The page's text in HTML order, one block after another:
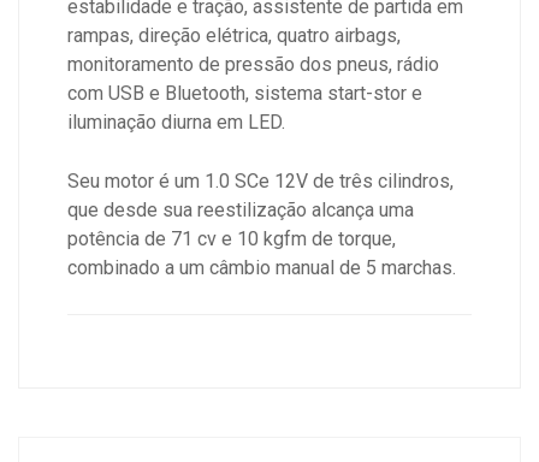
estabilidade e tração, assistente de partida em
rampas, direção elétrica, quatro airbags,
monitoramento de pressão dos pneus, rádio
com USB e Bluetooth, sistema start-stor e
iluminação diurna em LED.
Seu motor é um 1.0 SCe 12V de três cilindros,
que desde sua reestilização alcança uma
potência de 71 cv e 10 kgfm de torque,
combinado a um câmbio manual de 5 marchas.